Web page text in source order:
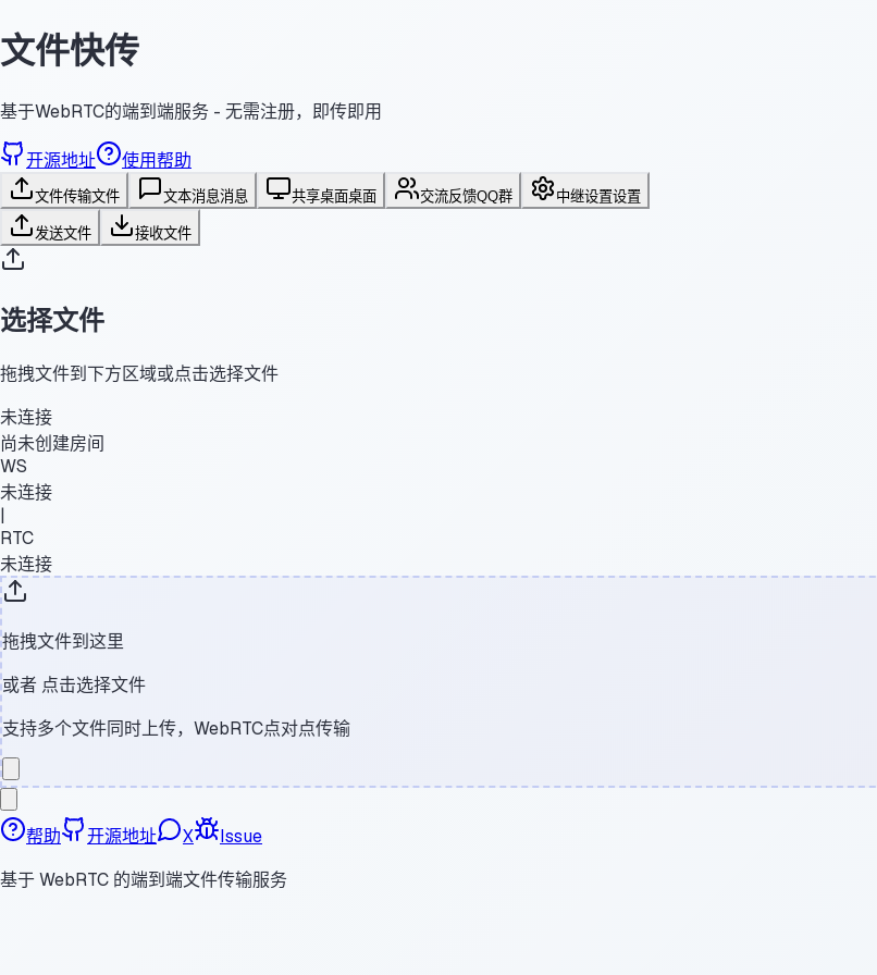
文件快传
基于WebRTC的端到端服务 - 无需注册，即传即用
开源地址 使用帮助
文件传输文件 文本消息消息 共享桌面桌面 交流反馈QQ群 中继设置设置
发送文件 接收文件
选择文件
拖拽文件到下方区域或点击选择文件
未连接
尚未创建房间
WS
未连接
|
RTC
未连接
拖拽文件到这里
或者 点击选择文件
支持多个文件同时上传，WebRTC点对点传输
帮助 开源地址 X
Issue
基于 WebRTC 的端到端文件传输服务